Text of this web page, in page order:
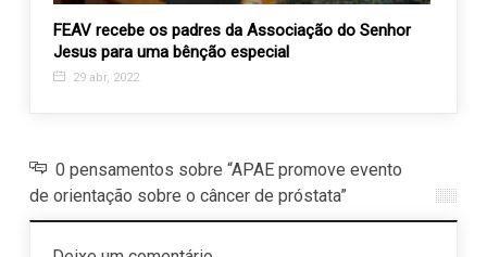
FEAV recebe os padres da Associação do Senhor
Jesus para uma bênção especial
29 abr, 2022
0 pensamentos sobre “APAE promove evento
de orientação sobre o câncer de próstata”